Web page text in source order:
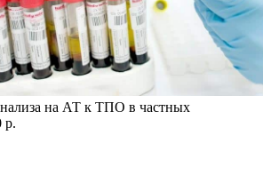
на АТ к ТПО в частных
р.